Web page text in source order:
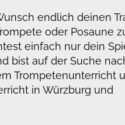
endlich deinen
oder Posaune
einfach nur dein
bist auf der Suche
Trompetenunterricht
in Würzburg und